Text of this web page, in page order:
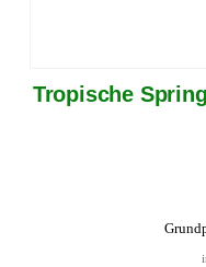
Tropische